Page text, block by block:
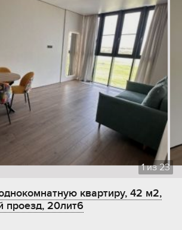
1из23
квартиру, 42 м2,
20лит6